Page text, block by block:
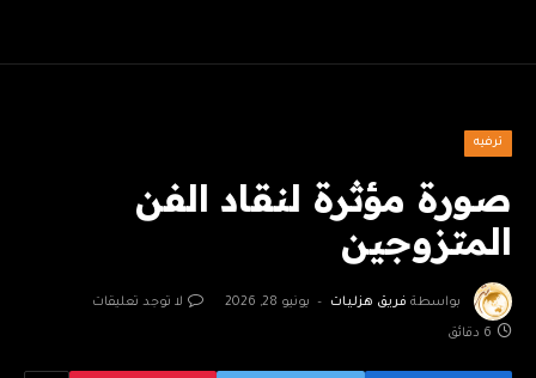
ترفيه
صورة مؤثرة لنقاد الفن
المتزوجين
بواسطة فريق هزليات يونيو 28, 2026 لا توجد تعليقات
6 دقائق